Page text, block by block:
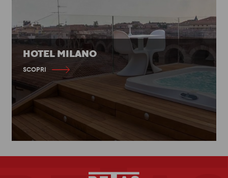
HOTEL MILANO
SCOPRI